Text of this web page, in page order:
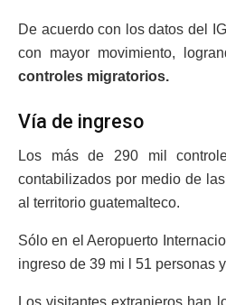
De acuerdo con los datos del
con mayor movimiento,
controles migratorios.
Vía de ingreso
Los más de 290 mil
contabilizados por medio de
al territorio guatemalteco.
Sólo en el Aeropuerto
ingreso de 39 mi l 51 personas